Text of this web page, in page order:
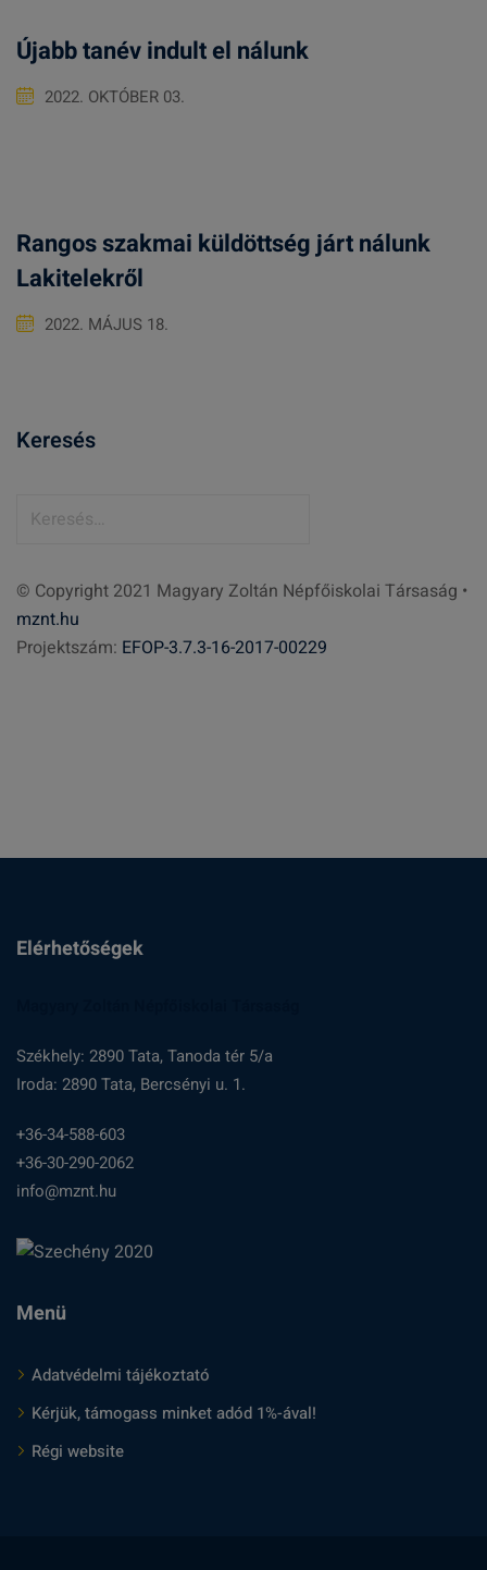
Újabb tanév indult el nálunk
2022. OKTÓBER 03.
Rangos szakmai küldöttség járt nálunk
Lakitelekről
2022. MÁJUS 18.
Keresés
e
s
é
© Copyright 2021 Magyary Zoltán Népfőiskolai Társaság •
mznt.hu
Projektszám: EFOP-3.7.3-16-2017-00229
Elérhetőségek
Székhely: 2890 Tata, Tanoda tér 5/a
Iroda: 2890 Tata, Bercsényi u. 1.
+36-34-588-603
+36-30-290-2062
info@mznt.hu
Menü
Adatvédelmi tájékoztató
Kérjük, támogass minket adód 1%-ával!
Régi website